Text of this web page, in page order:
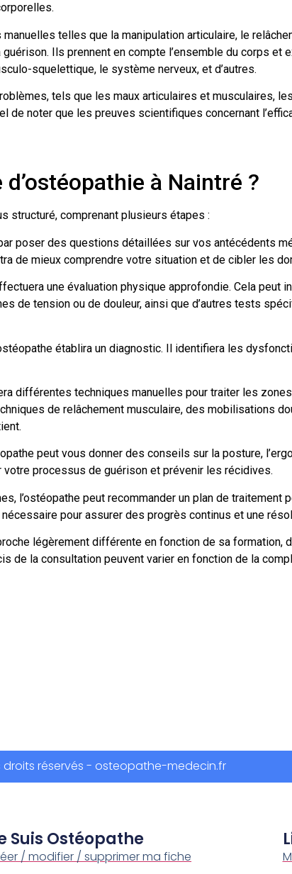
telles que la manipulation articulaire, le
Ils prennent en compte l’ensemble du corps et
squelettique, le système nerveux, et d’autres.
tels que les maux articulaires et musculaires,
noter que les preuves scientifiques concernant
à Naintré ?
structuré, comprenant plusieurs étapes :
poser des questions détaillées sur vos antécédents
de mieux comprendre votre situation et de cibler les
une évaluation physique approfondie. Cela peut
de tension ou de douleur, ainsi que d’autres tests
établira un diagnostic. Il identifiera les
différentes techniques manuelles pour traiter les
de relâchement musculaire, des mobilisations
peut vous donner des conseils sur la posture,
votre processus de guérison et prévenir les récidives.
l’ostéopathe peut recommander un plan de traitement
pour assurer des progrès continus et une
légèrement différente en fonction de sa formation,
de la consultation peuvent varier en fonction de la
droits réservés - osteopathe-medecin.fr
Suis Ostéopathe
/ modifier / supprimer ma fiche